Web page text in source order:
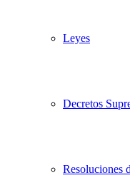
Leyes
Decretos
Resoluciones